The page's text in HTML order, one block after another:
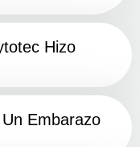
Hizo
Embarazo